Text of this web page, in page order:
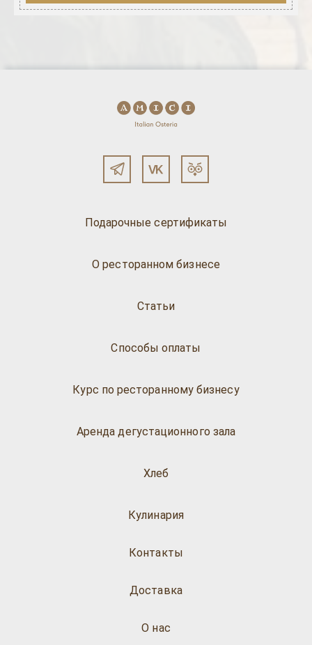
Подарочные сертификаты
О ресторанном бизнесе
Статьи
Способы оплаты
Курс по ресторанному бизнесу
Аренда дегустационного зала
Хлеб
Кулинария
О нас
Доставка
Контакты